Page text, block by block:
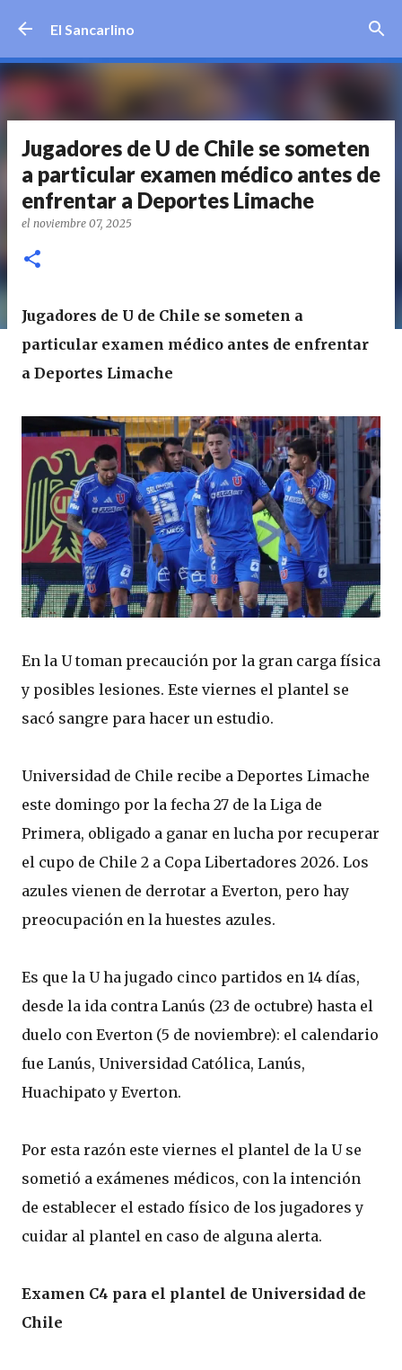
El Sancarlino
Jugadores de U de Chile se someten
a particular examen médico antes de
enfrentar a Deportes Limache
el noviembre 07, 2025
Jugadores de U de Chile se someten a
particular examen médico antes de enfrentar
a Deportes Limache
En la U toman precaución por la gran carga física
y posibles lesiones. Este viernes el plantel se
sacó sangre para hacer un estudio.
Universidad de Chile recibe a Deportes Limache
este domingo por la fecha 27 de la Liga de
Primera, obligado a ganar en lucha por recuperar
el cupo de Chile 2 a Copa Libertadores 2026. Los
azules vienen de derrotar a Everton, pero hay
preocupación en la huestes azules.
Es que la U ha jugado cinco partidos en 14 días,
desde la ida contra Lanús (23 de octubre) hasta el
duelo con Everton (5 de noviembre): el calendario
fue Lanús, Universidad Católica, Lanús,
Huachipato y Everton.
Por esta razón este viernes el plantel de la U se
sometió a exámenes médicos, con la intención
de establecer el estado físico de los jugadores y
cuidar al plantel en caso de alguna alerta.
Examen C4 para el plantel de Universidad de
Chile